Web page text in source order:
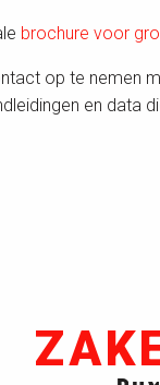
brochure voor
op te nemen
en data